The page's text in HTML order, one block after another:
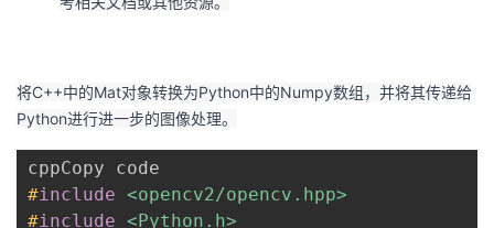
将C++中的Mat对象转换为Python中的Numpy数组，并将其传递给
Python进行进一步的图像处理。
#include <opencv2/opencv.hpp>
#include <Python.h>